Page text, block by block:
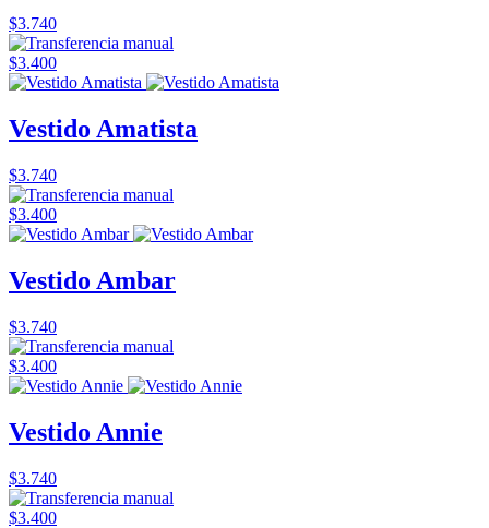
$3.740
$3.400
Vestido Amatista
$3.740
$3.400
Vestido Ambar
$3.740
$3.400
Vestido Annie
$3.740
$3.400